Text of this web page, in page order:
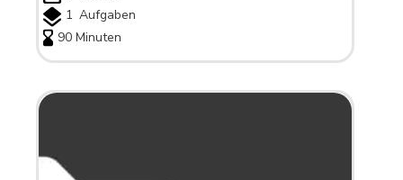
1 Aufgaben
90 Minuten